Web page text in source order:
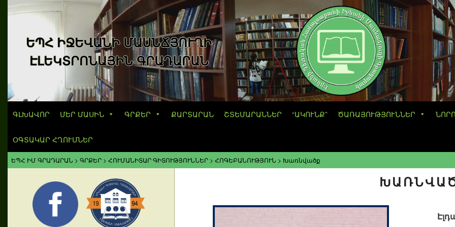
ԵՊՀ ԻՋԵՎԱՆԻ ՄԱՍՆՃՅՈՒՂԻ
ԷԼԵԿՏՐՈՆԱՅԻՆ ԳՐԱԴԱՐԱՆ
ԳԼԽԱՎՈՐ ՄԵՐ ՄԱՍԻՆ ԳՐՔԵՐ ՔԱՐՏԱՐԱՆ ՇՏԵՄԱՐԱՆՆԵՐ “ԱԿՈՒՆՔ” ԾԱՌԱՅՈՒԹՅՈՒՆՆԵՐ
ՕԳՏԱԿԱՐ ՀՂՈՒՄՆԵՐ
ԵՊՀ ԻՄ ԳՐԱԴԱՐԱՆ > ԳՐՔԵՐ > ՀՈՒՄԱՆԻՏԱՐ ԳԻՏՈՒԹՅՈՒՆՆԵՐ > ՀՈԳԵԲԱՆՈՒԹՅՈՒՆ > Խառնվածք